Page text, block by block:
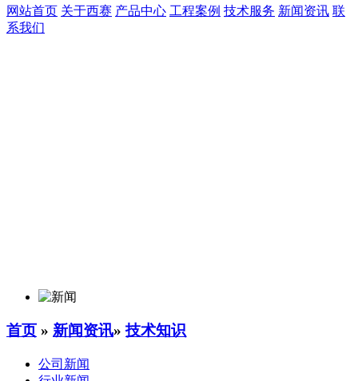
网站首页 关于西赛 产品中心 工程案例 技术服务 新闻资讯 联
系我们
首页 » 新闻资讯»技术知识
公司新闻